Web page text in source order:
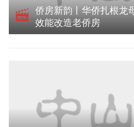
侨房新韵丨华侨扎根龙
效能改造老侨房